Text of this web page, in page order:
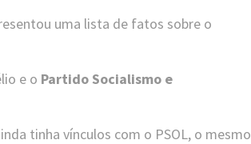
uma lista de fatos sobre o
e o Partido Socialismo e
tinha vínculos com o PSOL, o mesmo